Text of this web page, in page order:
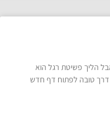
הליך פשיטת רגל הוא
דרך טובה לפתוח דף חדש